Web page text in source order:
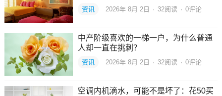
资讯 2026年 8月 2日 · 32阅读 · 0评论
中产阶级喜欢的一梯一户，为什么普通
人却一直在挑刺？
资讯 2026年 8月 2日 · 32阅读 · 0评论
空调内机滴水，可能不是坏了：花50买